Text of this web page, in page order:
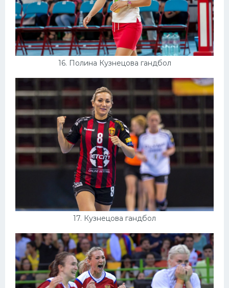
16. Полина Кузнецова гандбол
17. Кузнецова гандбол